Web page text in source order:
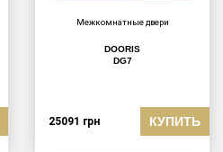
Межкомнатные двери
DOORIS
DG7
25091 грн КУПИТЬ